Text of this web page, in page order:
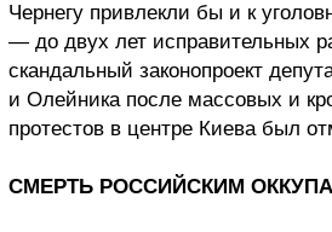
Чернегу привлекли бы и к
— до двух лет исправительных
скандальный законопроект
и Олейника после массовых и
протестов в центре Киева был
СМЕРТЬ РОССИЙСКИМ